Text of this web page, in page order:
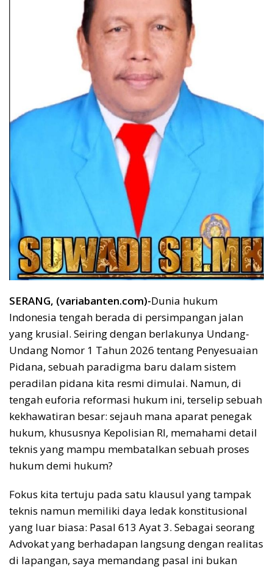
SERANG, (variabanten.com)-Dunia hukum
Indonesia tengah berada di persimpangan jalan
yang krusial. Seiring dengan berlakunya Undang-
Undang Nomor 1 Tahun 2026 tentang Penyesuaian
Pidana, sebuah paradigma baru dalam sistem
peradilan pidana kita resmi dimulai. Namun, di
tengah euforia reformasi hukum ini, terselip sebuah
kekhawatiran besar: sejauh mana aparat penegak
hukum, khususnya Kepolisian RI, memahami detail
teknis yang mampu membatalkan sebuah proses
hukum demi hukum?
Fokus kita tertuju pada satu klausul yang tampak
teknis namun memiliki daya ledak konstitusional
yang luar biasa: Pasal 613 Ayat 3. Sebagai seorang
Advokat yang berhadapan langsung dengan realitas
di lapangan, saya memandang pasal ini bukan